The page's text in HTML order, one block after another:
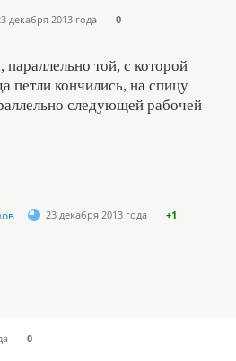
декабря 2013 года 0
параллельно той, с которой
петли кончились, на спицу
следующей рабочей
23 декабря 2013 года +1
0